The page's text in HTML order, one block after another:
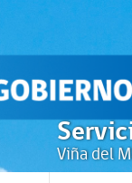
Viña del